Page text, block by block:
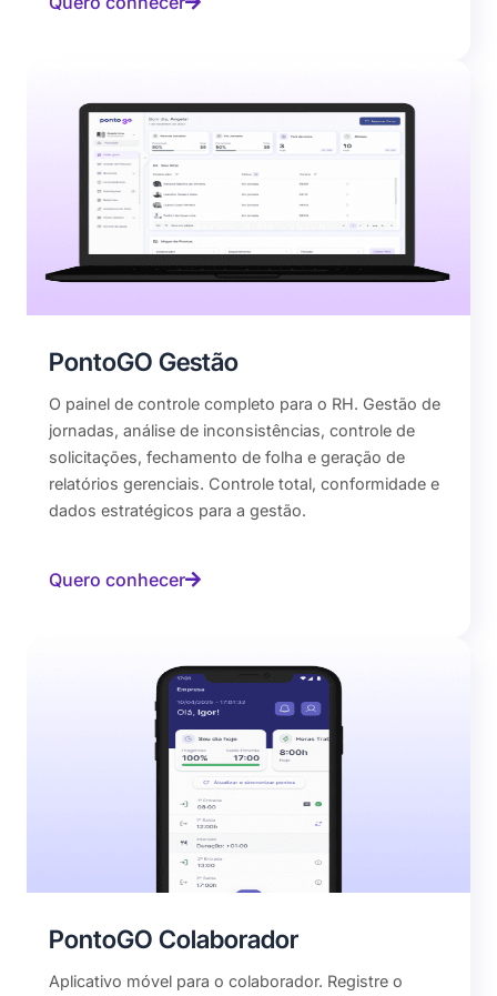
PontoGO Gestão
O painel de controle completo para o RH. Gestão de
jornadas, análise de inconsistências, controle de
solicitações, fechamento de folha e geração de
relatórios gerenciais. Controle total, conformidade e
dados estratégicos para a gestão.
Quero conhecer
PontoGO Colaborador
Aplicativo móvel para o colaborador. Registre o